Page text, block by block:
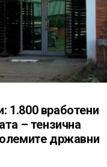
1.800 вработени
– тензична
државни